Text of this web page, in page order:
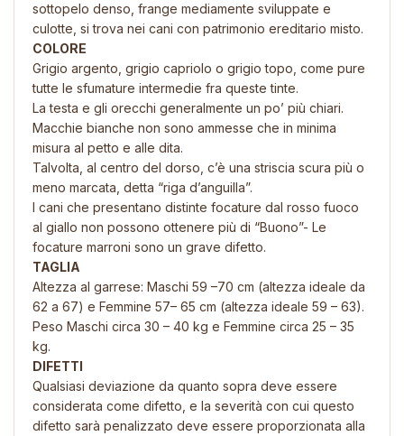
sottopelo denso, frange mediamente sviluppate e
culotte, si trova nei cani con patrimonio ereditario misto.
COLORE
Grigio argento, grigio capriolo o grigio topo, come pure
tutte le sfumature intermedie fra queste tinte.
La testa e gli orecchi generalmente un po’ più chiari.
Macchie bianche non sono ammesse che in minima
misura al petto e alle dita.
Talvolta, al centro del dorso, c’è una striscia scura più o
meno marcata, detta “riga d’anguilla”.
I cani che presentano distinte focature dal rosso fuoco
al giallo non possono ottenere più di “Buono”- Le
focature marroni sono un grave difetto.
TAGLIA
Altezza al garrese: Maschi 59 –70 cm (altezza ideale da
62 a 67) e Femmine 57– 65 cm (altezza ideale 59 – 63).
Peso Maschi circa 30 – 40 kg e Femmine circa 25 – 35
kg.
DIFETTI
Qualsiasi deviazione da quanto sopra deve essere
considerata come difetto, e la severità con cui questo
difetto sarà penalizzato deve essere proporzionata alla